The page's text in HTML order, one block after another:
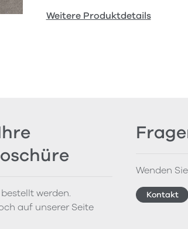
Weitere Produktdetails
werden.
auf unserer Seite
Wenden
Kontakt